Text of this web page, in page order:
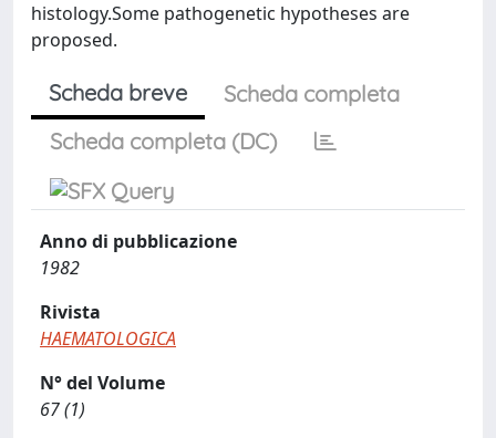
histology.Some pathogenetic hypotheses are
proposed.
Scheda breve
Scheda completa
Scheda completa (DC)
Anno di pubblicazione
1982
Rivista
HAEMATOLOGICA
N° del Volume
67 (1)